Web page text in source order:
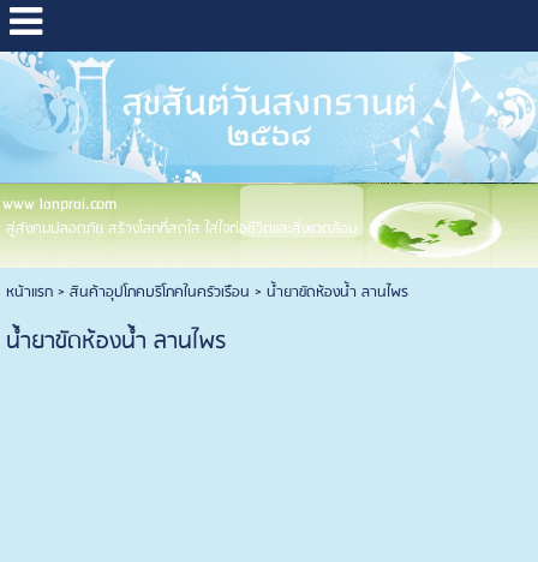
www lanprai.com
สู่สังคมปลอดภัย สร้างโลกที่สดใส ใส่ใจต่อชีวิตและสิ่งแวดล้อม
หน้าแรก> สินค้าอุปโภคบริโภคในครัวเรือน > น้ำยาขัดห้องน้ำ ลานไพร
น้ำยาขัดห้องน้ำ ลานไพร